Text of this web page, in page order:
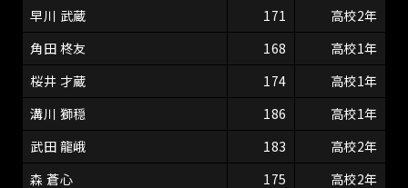
早川 武蔵
171
高校2年
角田 柊友
168
高校1年
桜井 才蔵
174
高校1年
溝川 獅穏
186
高校1年
武田 龍峨
183
高校2年
森 蒼心
175 高校2年